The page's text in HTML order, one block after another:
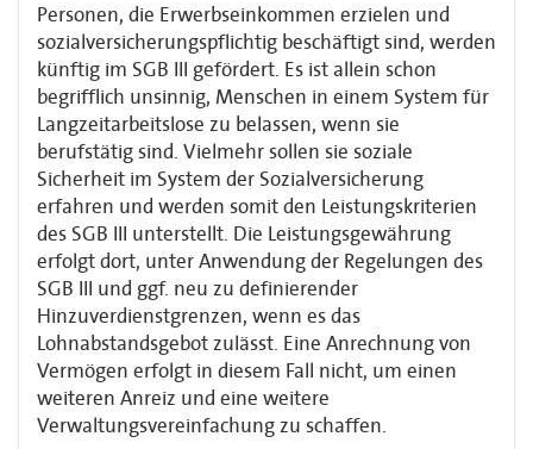
Personen, die Erwerbseinkommen erzielen und
sozialversicherungspflichtig beschäftigt sind, werden
künftig im SGB III gefördert. Es ist allein schon
begrifflich unsinnig, Menschen in einem System für
Langzeitarbeitslose zu belassen, wenn sie
berufstätig sind. Vielmehr sollen sie soziale
Sicherheit im System der Sozialversicherung
erfahren und werden somit den Leistungskriterien
des SGB III unterstellt. Die Leistungsgewährung
erfolgt dort, unter Anwendung der Regelungen des
SGB III und ggf. neu zu definierender
Hinzuverdienstgrenzen, wenn es das
Lohnabstandsgebot zulässt. Eine Anrechnung von
Vermögen erfolgt in diesem Fall nicht, um einen
weiteren Anreiz und eine weitere
Verwaltungsvereinfachung zu schaffen.